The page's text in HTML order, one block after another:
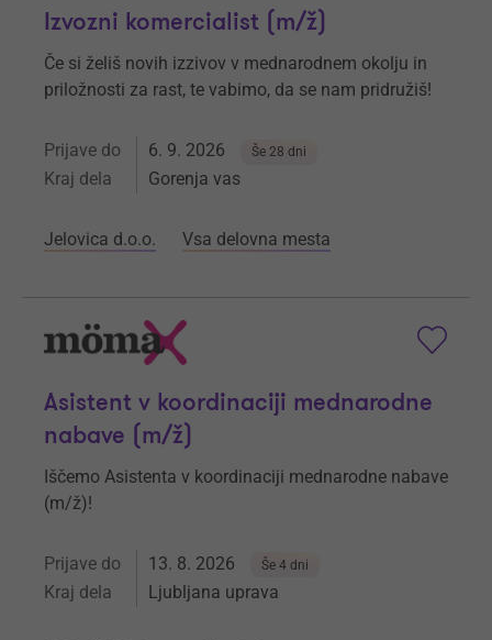
Izvozni komercialist (m/ž)
Če si želiš novih izzivov v mednarodnem okolju in
priložnosti za rast, te vabimo, da se nam pridružiš!
Prijave do 6. 9. 2026 Še 28 dni
Kraj dela Gorenja vas
Jelovica d.o.o. Vsa delovna mesta
Asistent v koordinaciji mednarodne
nabave (m/ž)
Iščemo Asistenta v koordinaciji mednarodne nabave
(m/ž)!
Prijave do 13. 8. 2026 Še 4 dni
Kraj dela Ljubljana uprava